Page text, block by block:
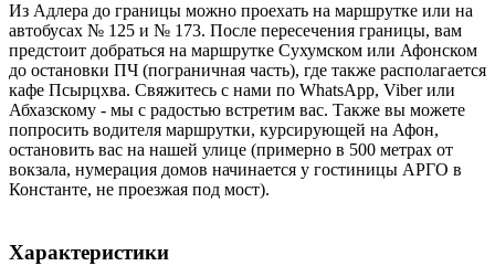
Из Адлера до границы можно проехать на маршрутке или на
автобусах № 125 и № 173. После пересечения границы, вам
предстоит добраться на маршрутке Сухумском или Афонском
до остановки ПЧ (пограничная часть), где также располагается
кафе Псырцхва. Свяжитесь с нами по WhatsApp, Viber или
Абхазскому - мы с радостью встретим вас. Также вы можете
попросить водителя маршрутки, курсирующей на Афон,
остановить вас на нашей улице (примерно в 500 метрах от
вокзала, нумерация домов начинается у гостиницы АРГО в
Константе, не проезжая под мост).
Характеристики